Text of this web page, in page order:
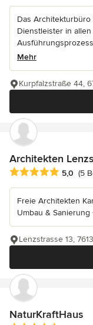
Das
Dienstleister in
Mehr
Kurpfalzstraße 44,
Architekten
Durchschnittliche
5,0 (5
Freie Architekten
Umbau & Sanierung
Lenzstrasse 13,
NaturKraftHaus